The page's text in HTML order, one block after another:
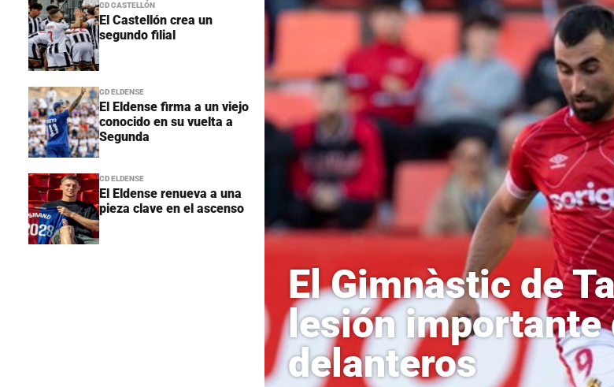
CD CASTELLÓN
El Castellón crea un
segundo filial
CD ELDENSE
El Eldense firma a un viejo
conocido en su vuelta a
Segunda
CD ELDENSE
El Eldense renueva a una
pieza clave en el ascenso
El Gimnàstic de
lesión importante
delanteros